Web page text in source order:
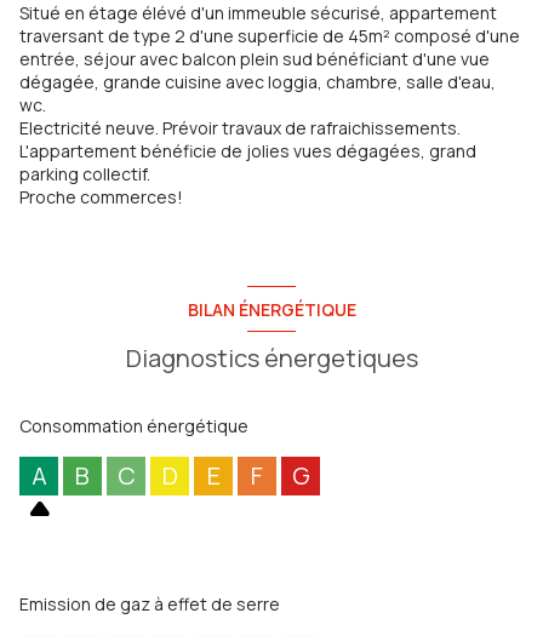
Situé en étage élévé d'un immeuble sécurisé, appartement
traversant de type 2 d'une superficie de 45m² composé d'une
entrée, séjour avec balcon plein sud bénéficiant d'une vue
dégagée, grande cuisine avec loggia, chambre, salle d'eau,
wc.
Electricité neuve. Prévoir travaux de rafraichissements.
L'appartement bénéficie de jolies vues dégagées, grand
parking collectif.
Proche commerces!
BILAN ÉNERGÉTIQUE
Diagnostics énergetiques
Consommation énergétique
A B C D E F G
Emission de gaz à effet de serre